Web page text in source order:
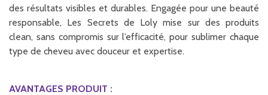
des résultats visibles et durables. Engagée pour une beauté
responsable, Les Secrets de Loly mise sur des produits
clean, sans compromis sur l’efficacité, pour sublimer chaque
type de cheveu avec douceur et expertise.
AVANTAGES PRODUIT :